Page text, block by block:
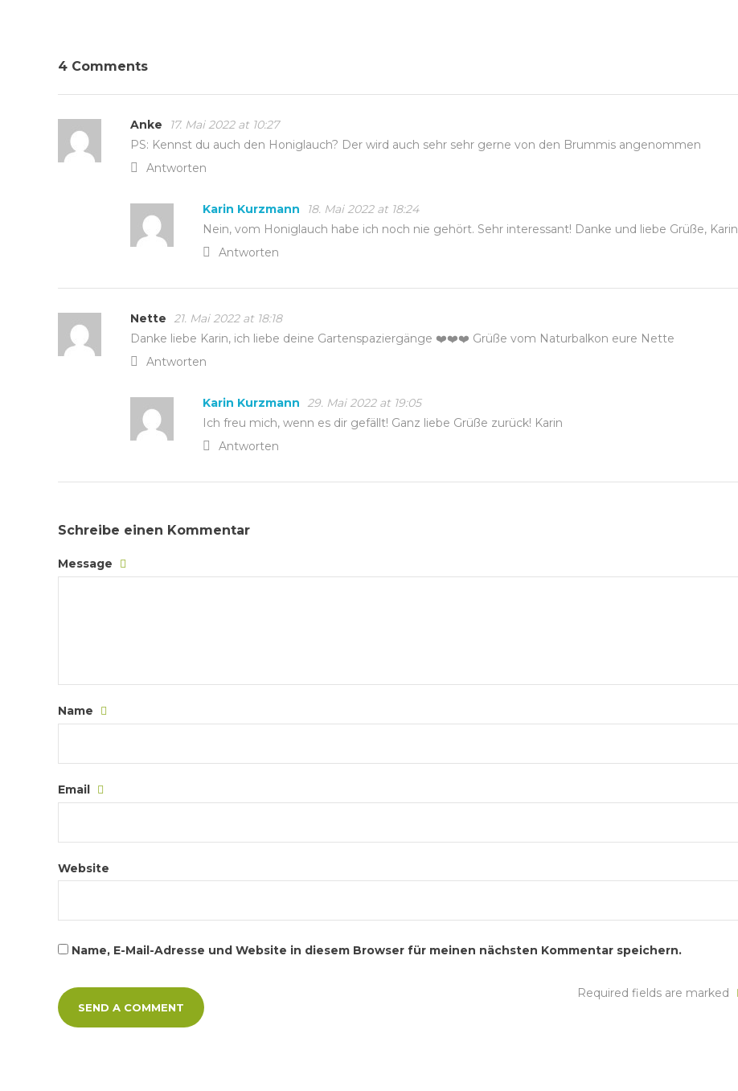
4 Comments
Anke
17. Mai 2022 at 10:27
PS: Kennst du auch den Honiglauch? Der wird auch sehr sehr gerne von den Brummis angenommen
Antworten
Karin Kurzmann
18. Mai 2022 at 18:24
Nein, vom Honiglauch habe ich noch nie gehört. Sehr interessant! Danke und liebe Grüße, Karin
Antworten
Nette
21. Mai 2022 at 18:18
Danke liebe Karin, ich liebe deine Gartenspaziergänge ❤️❤️❤️ Grüße vom Naturbalkon eure Nette
Antworten
Karin Kurzmann
29. Mai 2022 at 19:05
Ich freu mich, wenn es dir gefällt! Ganz liebe Grüße zurück! Karin
Antworten
Schreibe einen Kommentar
Message
Name
Email
Website
Name, E-Mail-Adresse und Website in diesem Browser für meinen nächsten Kommentar speichern.
Required fields are marked